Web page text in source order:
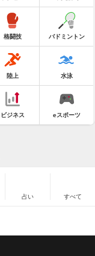
格闘技 バドミントン
陸上 水泳
ビジネス eスポーツ
占い すべて